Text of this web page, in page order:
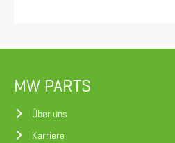
MW PARTS
Über uns
Karriere